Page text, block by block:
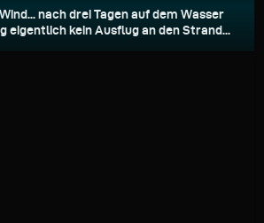
nach drei Tagen auf dem Wasser
eigentlich kein Ausflug an den Strand...